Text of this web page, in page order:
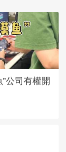
”公司有權開